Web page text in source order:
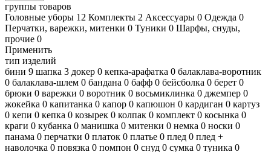
группы товаров
Головные уборы 12 Комплекты 2 Аксессуары 0 Одежда 0
Перчатки, варежки, митенки 0 Туники 0 Шарфы, снуды,
прочие 0
Применить
тип изделий
бини 9 шапка 3 докер 0 кепка-арафатка 0 балаклава-воротник
0 балаклава-шлем 0 бандана 0 бафф 0 бейсболка 0 берет 0
брюки 0 варежки 0 воротник 0 восьмиклинка 0 джемпер 0
жокейка 0 капитанка 0 капор 0 капюшон 0 кардиган 0 картуз
0 кепи 0 кепка 0 козырек 0 колпак 0 комплект 0 косынка 0
краги 0 кубанка 0 манишка 0 митенки 0 немка 0 носки 0
панама 0 перчатки 0 платок 0 платье 0 плед 0 плед +
наволочка 0 повязка 0 помпон 0 снуд 0 сумка 0 туника 0